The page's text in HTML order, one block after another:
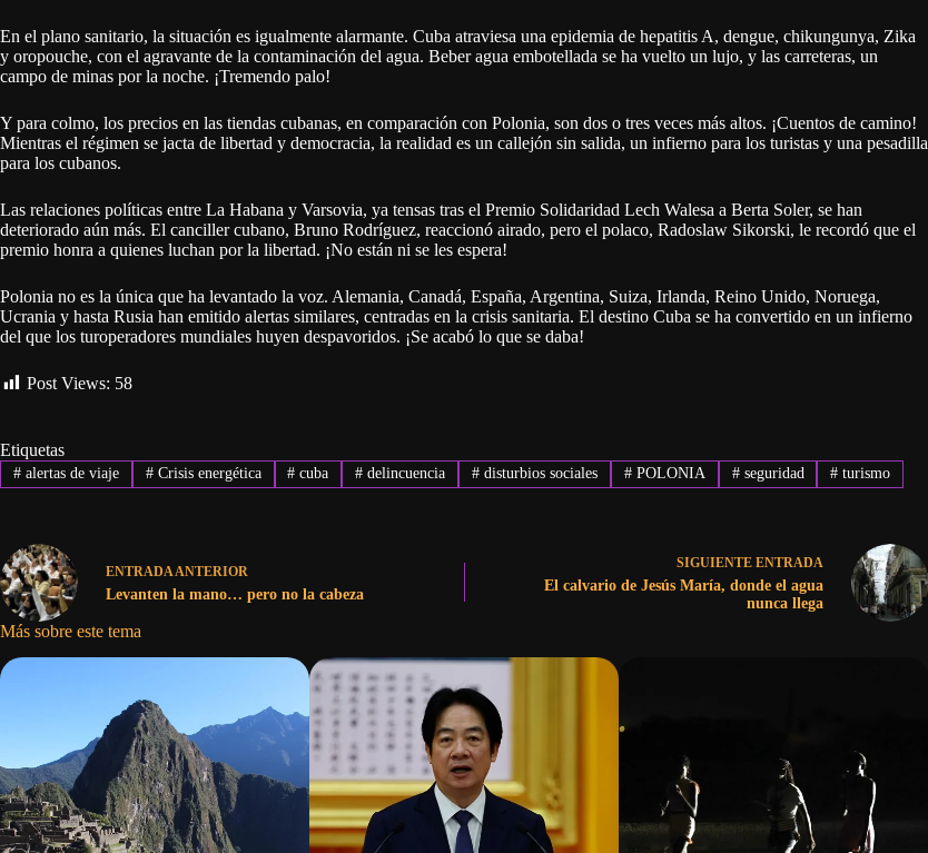
En el plano sanitario, la situación es igualmente alarmante. Cuba atraviesa una epidemia de hepatitis A, dengue, chikungunya, Zika
y oropouche, con el agravante de la contaminación del agua. Beber agua embotellada se ha vuelto un lujo, y las carreteras, un
campo de minas por la noche. ¡Tremendo palo!
Y para colmo, los precios en las tiendas cubanas, en comparación con Polonia, son dos o tres veces más altos. ¡Cuentos de camino!
Mientras el régimen se jacta de libertad y democracia, la realidad es un callejón sin salida, un infierno para los turistas y una pesadilla
para los cubanos.
Las relaciones políticas entre La Habana y Varsovia, ya tensas tras el Premio Solidaridad Lech Walesa a Berta Soler, se han
deteriorado aún más. El canciller cubano, Bruno Rodríguez, reaccionó airado, pero el polaco, Radoslaw Sikorski, le recordó que el
premio honra a quienes luchan por la libertad. ¡No están ni se les espera!
Polonia no es la única que ha levantado la voz. Alemania, Canadá, España, Argentina, Suiza, Irlanda, Reino Unido, Noruega,
Ucrania y hasta Rusia han emitido alertas similares, centradas en la crisis sanitaria. El destino Cuba se ha convertido en un infierno
del que los turoperadores mundiales huyen despavoridos. ¡Se acabó lo que se daba!
Post Views: 58
Etiquetas
#alertas de viaje #Crisis energética # cuba # delincuencia # disturbios sociales #POLONIA #seguridad # turismo
ENTRADAANTERIOR
Levanten la mano… pero no la cabeza
SIGUIENTE ENTRADA
El calvario de Jesús María, donde el agua
nunca llega
Más sobre este tema